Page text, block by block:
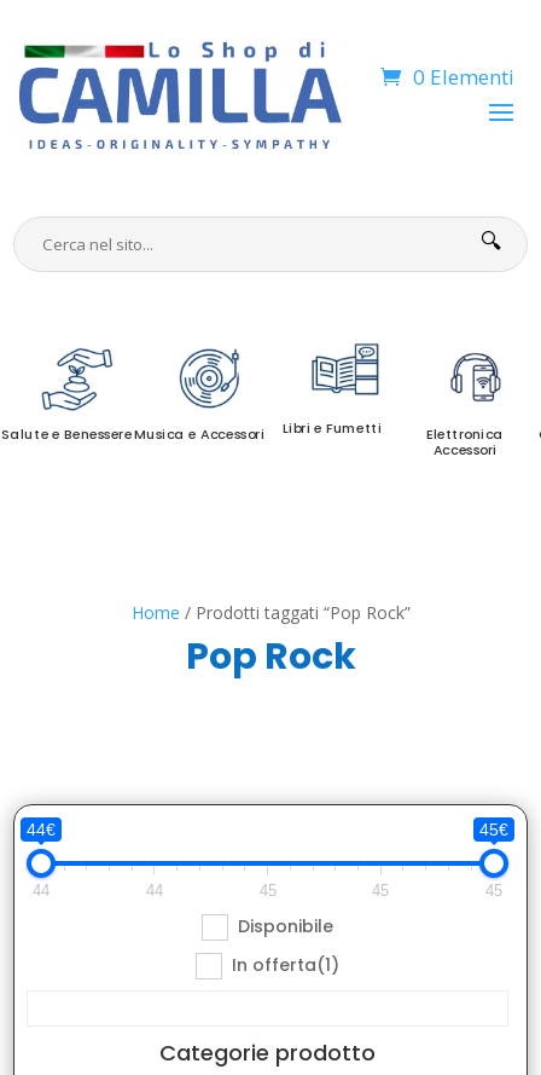
0 Elementi
🔍
Salute e BenessereMusica e Accessori Libri e Fumetti
Elettronica
Accessori
Home / Prodotti taggati “Pop Rock”
Pop Rock
44€ 45€
44 44 45 45 45
Disponibile
In offerta(1)
Categorie prodotto